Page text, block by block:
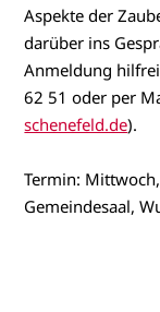
Aspekte der
darüber ins
Anmeldung
62 51 oder per
schenefeld.de).
Termin:
Gemeindesaal,